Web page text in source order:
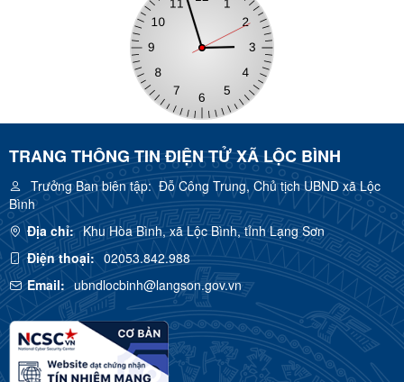
TRANG THÔNG TIN ĐIỆN TỬ XÃ LỘC BÌNH
Trưởng Ban biên tập:Đỗ Công Trung, Chủ tịch UBND xã Lộc
Bình
Địa chỉ: Khu Hòa Bình, xã Lộc Bình, tỉnh Lạng Sơn
Điện thoại: 02053.842.988
Email: ubndlocbinh@langson.gov.vn